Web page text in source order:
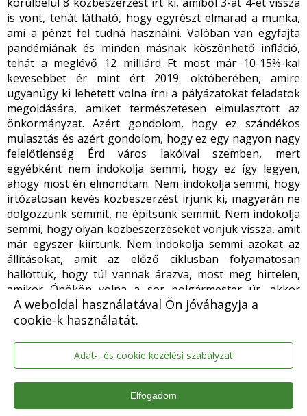
A weboldal használatával Ön jóváhagyja a
cookie-k használatát.
Adat-, és cookie kezelési szabályzat
Elfogadom
is vont, tehát látható, hogy egyrészt elmarad a munka,
ami a pénzt fel tudná használni. Valóban van egyfajta
pandémiának és minden másnak köszönhető infláció,
tehát a meglévő 12 milliárd Ft most már 10-15%-kal
kevesebbet ér mint ért 2019. októberében, amire
ugyanúgy ki lehetett volna írni a pályázatokat feladatok
megoldására, amiket természetesen elmulasztott az
önkormányzat. Azért gondolom, hogy ez szándékos
mulasztás és azért gondolom, hogy ez egy nagyon nagy
felelőtlenség Érd város lakóival szemben, mert
egyébként nem indokolja semmi, hogy ez így legyen,
ahogy most én elmondtam. Nem indokolja semmi, hogy
irtózatosan kevés közbeszerzést írjunk ki, magyarán ne
dolgozzunk semmit, ne építsünk semmit. Nem indokolja
semmi, hogy olyan közbeszerzéseket vonjuk vissza, amit
már egyszer kiírtunk. Nem indokolja semmi azokat az
állításokat, amit az előző ciklusban folyamatosan
hallottuk, hogy túl vannak árazva, most meg hirtelen,
amikor Önökön volna a sor polgármester úr, akkor
hirtelen alul vannak árazva. Ez semmi más, mint egy
hazugság cunami, aminek a vezetését szégyenszemre dr.
Dr. Csőzik László polgármester
tartományokba kalandoztál át, amelyeket elengedek a